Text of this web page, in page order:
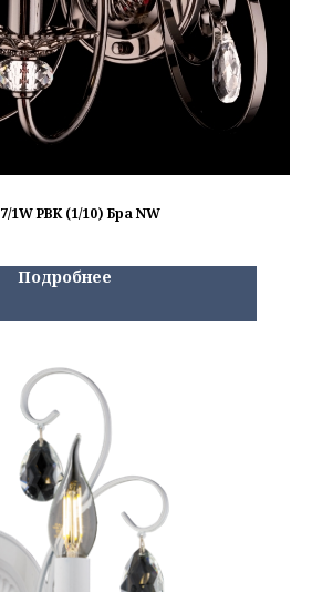
1W PBK (1/10) Бра NW
Подробнее